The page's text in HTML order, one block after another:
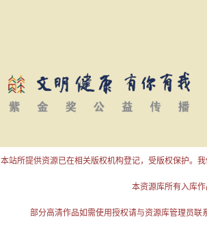
本站所提供资源已在相关版权机构登记，受版权保护。
本资源库所有入库
部分高清作品如需使用授权请与资源库管理员联